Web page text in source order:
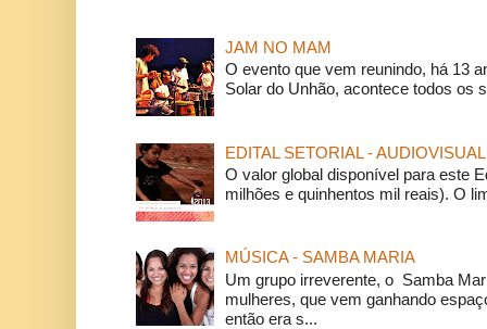
JAM NO MAM
O evento que vem reunindo, há 13
Solar do Unhão, acontece todos os
EDITAL SETORIAL - AUDIOVISUAL
O valor global disponível para este
milhões e quinhentos mil reais). O
MÚSICA - SAMBA MARIA
Um grupo irreverente, o Samba
mulheres, que vem ganhando
então era s...